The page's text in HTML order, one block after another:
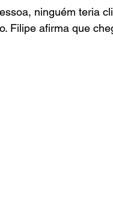
ninguém teria
Filipe afirma que